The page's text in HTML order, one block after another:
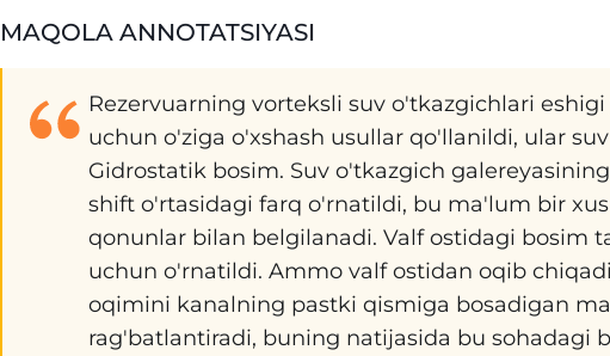
MAQOLA ANNOTATSIYASI
Rezervuarning vorteksli suv o'tkazgichlari
uchun o'ziga o'xshash usullar qo'llanildi, ular
Gidrostatik bosim. Suv o'tkazgich
shift o'rtasidagi farq o'rnatildi, bu ma'lum bir
qonunlar bilan belgilanadi. Valf ostidagi bosim
uchun o'rnatildi. Ammo valf ostidan oqib
oqimini kanalning pastki qismiga bosadigan
rag'batlantiradi, buning natijasida bu sohadagi